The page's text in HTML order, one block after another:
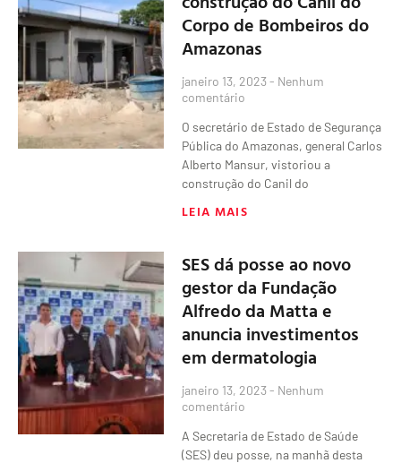
Corpo de Bombeiros do
Amazonas
janeiro 13, 2023 Nenhum
comentário
O secretário de Estado de Segurança
Pública do Amazonas, general Carlos
Alberto Mansur, vistoriou a
construção do Canil do
LEIA MAIS
SES dá posse ao novo
gestor da Fundação
Alfredo da Matta e
anuncia investimentos
em dermatologia
janeiro 13, 2023 Nenhum
comentário
A Secretaria de Estado de Saúde
(SES) deu posse, na manhã desta